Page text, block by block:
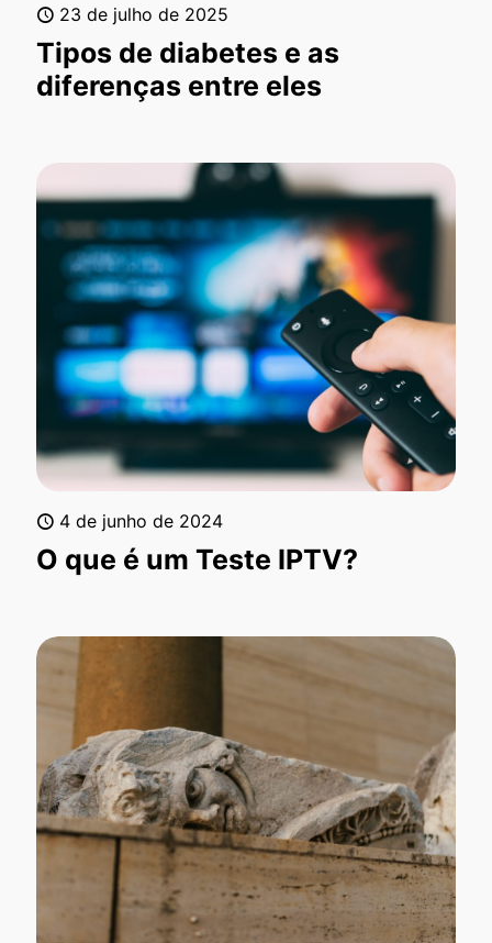
23 de julho de 2025
Tipos de diabetes e as
diferenças entre eles
4 de junho de 2024
O que é um Teste IPTV?